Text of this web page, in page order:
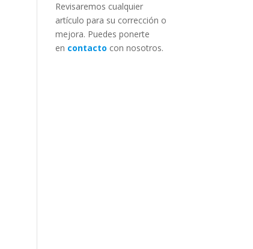
Revisaremos cualquier
artículo para su corrección o
mejora. Puedes ponerte
en contacto con nosotros.